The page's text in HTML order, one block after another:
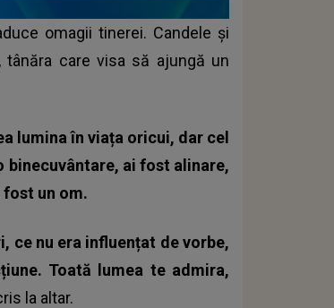
omagii tinerei. Candele și
tânăra care visa să ajungă un
lumina în viața oricui, dar cel
ai fost alinare,
un om.
ce nu era influențat de vorbe,
Toată lumea te admira,
la altar.